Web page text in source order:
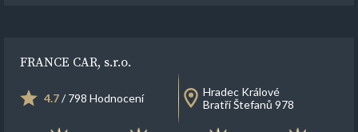
FRANCE CAR, s.r.o.
4.7/ 798 Hodnocení
Hradec Králové
Bratří Štefanů 978